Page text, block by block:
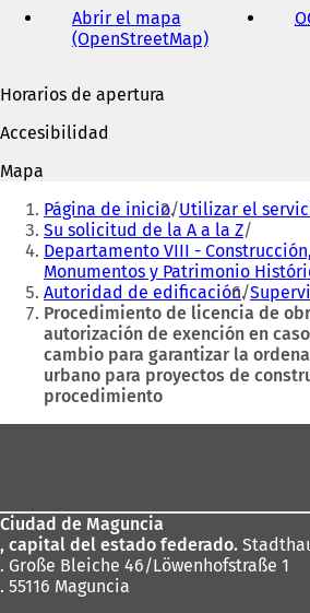
ñ
a
Abrir el mapa
(OpenStreetMap)(
n
u
n
a
n
u
e
v
a
a
)
Horarios de apertura
Accesibilidad
Mapa
Estás
aquí:
Página de inicio Utilizar el
Su solicitud de la A a la Z
Departamento VIII -
Monumentos y Patrimonio
Autoridad de edificación
Procedimiento de licencia de
autorización de exención en
cambio para garantizar la
urbano para proyectos de
procedimiento
pies
Ciudad de Maguncia
, capital del estado federado.
. Große Bleiche 46/Löwenhofstraße 1
. 55116 Maguncia